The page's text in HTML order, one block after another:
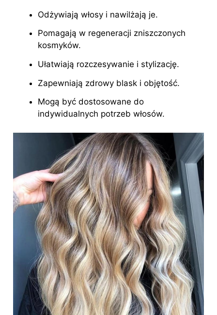
Odżywiają włosy i nawilżają je.
Pomagają w regeneracji zniszczonych
kosmyków.
Ułatwiają rozczesywanie i stylizację.
Zapewniają zdrowy blask i objętość.
Mogą być dostosowane do
indywidualnych potrzeb włosów.